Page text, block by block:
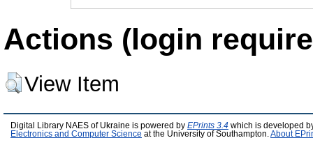
Actions (login
View Item
Digital Library NAES of Ukraine is powered by EPrints 3.4 which is developed
Electronics and Computer Science at the University of Southampton. About